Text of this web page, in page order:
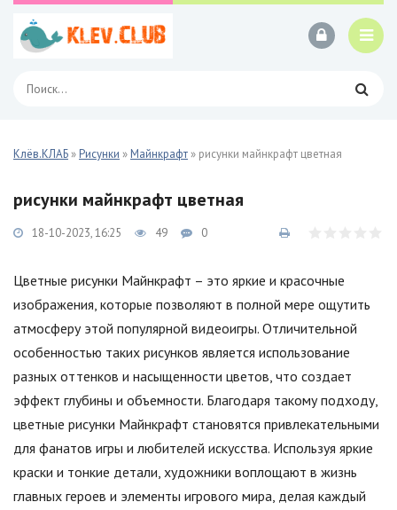
Клёв.КЛАБ »Рисунки »Майнкрафт » рисунки майнкрафт цветная
рисунки майнкрафт цветная
18-10-2023, 16:25 49 0
Цветные рисунки Майнкрафт – это яркие и красочные
изображения, которые позволяют в полной мере ощутить
атмосферу этой популярной видеоигры. Отличительной
особенностью таких рисунков является использование
разных оттенков и насыщенности цветов, что создает
эффект глубины и объемности. Благодаря такому подходу,
цветные рисунки Майнкрафт становятся привлекательными
для фанатов игры и любителей искусства. Используя яркие
краски и тонкие детали, художники воплощают в жизнь
главных героев и элементы игрового мира, делая каждый